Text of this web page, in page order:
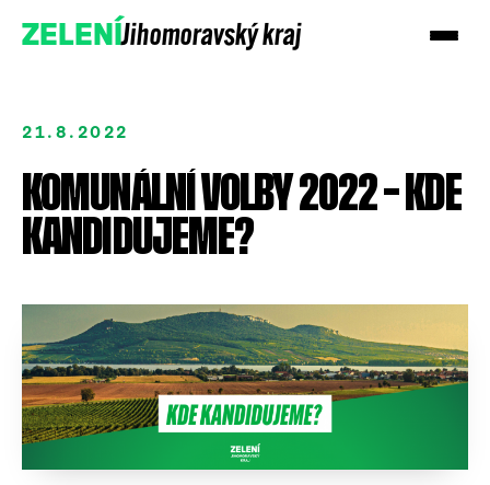
ZELENÍJihomoravský kraj
Podpořte nás darem
Přidejte se!
21.8.2022
KOMUNÁLNÍ VOLBY 2022 – KDE
KANDIDUJEME?